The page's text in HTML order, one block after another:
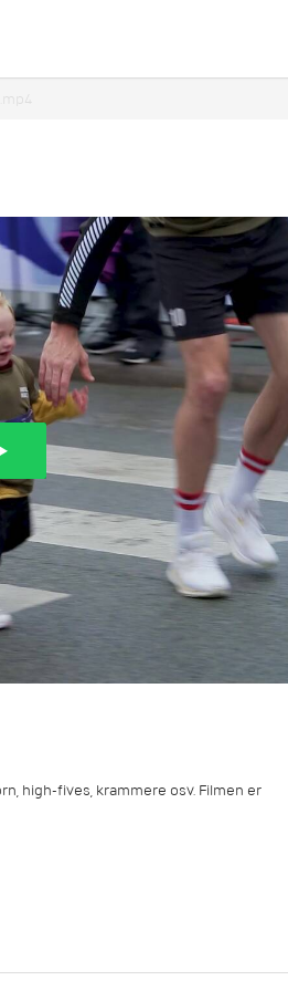
high-fives, krammere osv. Filmen er